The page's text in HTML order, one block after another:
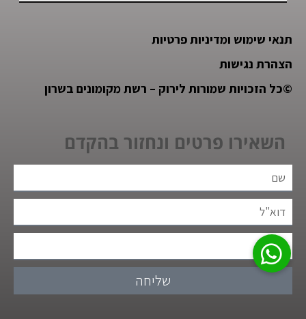
תנאי שימוש ומדיניות פרטיות
הצהרת נגישות
©כל הזכויות שמורות לירוק – רשת מקומונים בשרון
השאירו פרטים ונחזור בהקדם
שליחה